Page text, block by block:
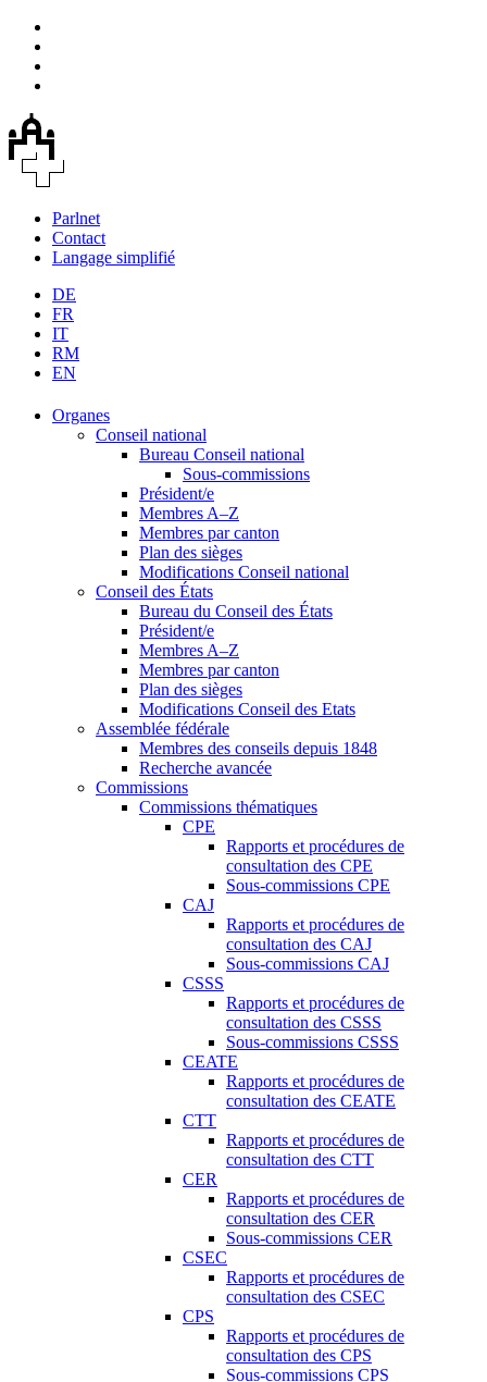
Parlnet
Contact
Langage simplifié
DE
FR
IT
RM
EN
Organes
Conseil national
Bureau Conseil national
Sous-commissions
Président/e
Membres A–Z
Membres par canton
Plan des sièges
Modifications Conseil national
Conseil des États
Bureau du Conseil des États
Président/e
Membres A–Z
Membres par canton
Plan des sièges
Modifications Conseil des Etats
Assemblée fédérale
Membres des conseils depuis 1848
Recherche avancée
Commissions
Commissions thématiques
CPE
Rapports et procédures de
consultation des CPE
Sous-commissions CPE
CAJ
Rapports et procédures de
consultation des CAJ
Sous-commissions CAJ
CSSS
Rapports et procédures de
consultation des CSSS
Sous-commissions CSSS
CEATE
Rapports et procédures de
consultation des CEATE
CTT
Rapports et procédures de
consultation des CTT
CER
Rapports et procédures de
consultation des CER
Sous-commissions CER
CSEC
Rapports et procédures de
consultation des CSEC
CPS
Rapports et procédures de
consultation des CPS
Sous-commissions CPS